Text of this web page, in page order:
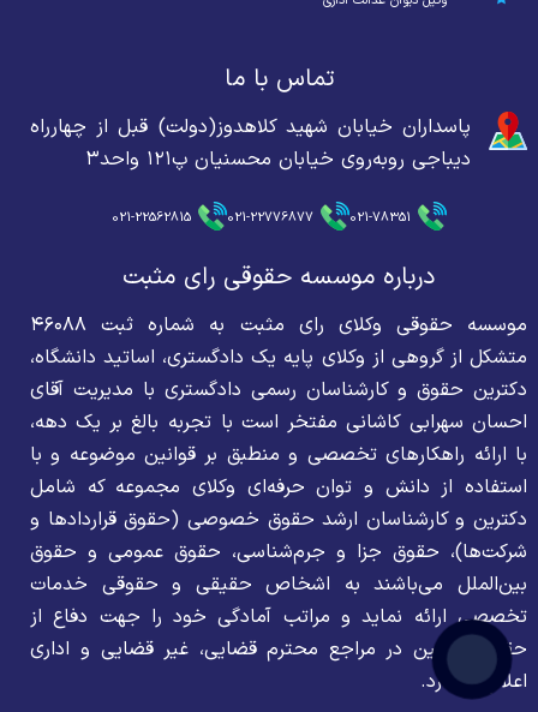
تماس با ما
پاسداران خیابان شهید کلاهدوز(دولت) قبل از چهارراه
دیباجی روبه‌روی خیابان محسنیان پ۱۲۱ واحد۳
021-78351
021-22776877
021-22562815
درباره موسسه حقوقی رای مثبت
موسسه حقوقی وکلای رای مثبت به شماره ثبت ۴۶۰۸۸
متشکل از گروهی از وکلای پایه یک دادگستری، اساتید دانشگاه،
دکترین حقوق و کارشناسان رسمی دادگستری با مدیریت آقای
احسان سهرابی کاشانی مفتخر است با تجربه بالغ بر یک دهه،
با ارائه راهکارهای تخصصی و منطبق بر قوانین موضوعه و با
استفاده از دانش و توان حرفه‌ای وکلای مجموعه که شامل
دکترین و کارشناسان ارشد حقوق خصوصی (حقوق قراردادها و
شرکت‌ها)، حقوق جزا و جرم‌شناسی، حقوق عمومی و حقوق
بین‌الملل می‌باشند به اشخاص حقیقی و حقوقی خدمات
تخصصی ارائه نماید و مراتب آمادگی خود را جهت دفاع از
حقوق موکلین در مراجع محترم قضایی، غیر قضایی و اداری
اعلام می‌دارد.